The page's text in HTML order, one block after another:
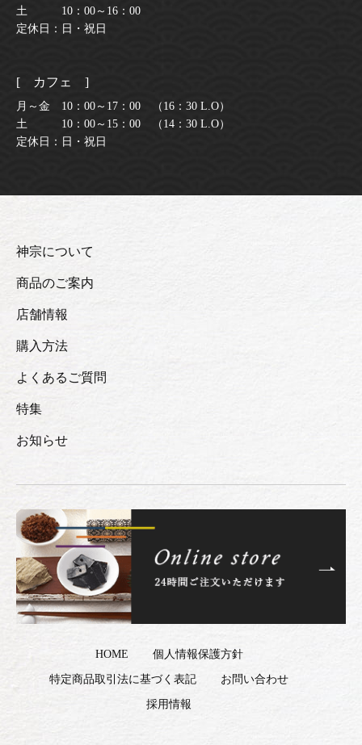
土 10：00～16：00
定休日：日・祝日
[ カフェ ]
月～金 10：00～17：00 （16：30 L.O）
土 10：00～15：00 （14：30 L.O）
定休日：日・祝日
神宗について
商品のご案内
店舗情報
購入方法
よくあるご質問
特集
お知らせ
HOME 個人情報保護方針
特定商品取引法に基づく表記 お問い合わせ
採用情報